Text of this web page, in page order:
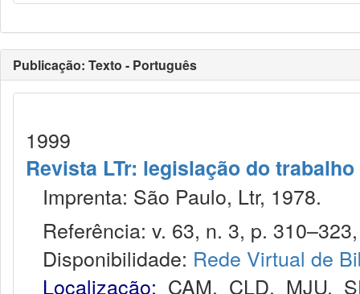
Publicação: Texto - Português
1999
Revista LTr: legislação do trabalho
Imprenta: São Paulo, Ltr, 1978.
Referência: v. 63, n. 3, p.
Disponibilidade: Rede Virtual de
Localização: CAM, CLD, MJU,